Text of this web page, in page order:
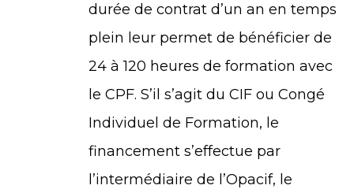
durée de contrat d’un an en temps
plein leur permet de bénéficier de
24 à 120 heures de formation avec
le CPF. S’il s’agit du CIF ou Congé
Individuel de Formation, le
financement s’effectue par
l’intermédiaire de l’Opacif, le